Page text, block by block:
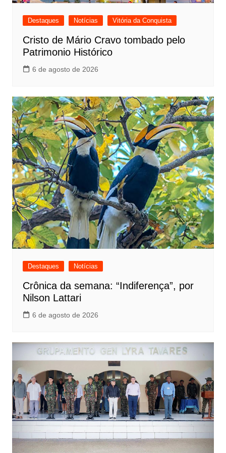
Destaques Notícias Vitória da Conquista
Cristo de Mário Cravo tombado pelo
Patrimonio Histórico
6 de agosto de 2026
Destaques Notícias
Crônica da semana: “Indiferença”, por
Nilson Lattari
6 de agosto de 2026